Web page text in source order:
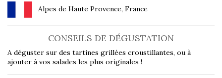
Alpes de Haute Provence, France
CONSEILS DE DÉGUSTATION
A déguster sur des tartines grillées croustillantes, ou à
ajouter à vos salades les plus originales !